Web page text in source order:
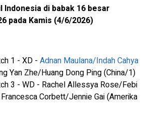
di babak 16 besar
pada Kamis (4/6/2026)
1 - XD - Adnan Maulana/Indah Cahya
Yan Zhe/Huang Dong Ping (China/1)
3 - WD - Rachel Allessya Rose/Febi
Corbett/Jennie Gai (Amerika